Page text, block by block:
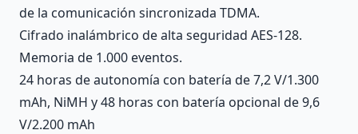
de la comunicación sincronizada TDMA.
Cifrado inalámbrico de alta seguridad AES-128.
Memoria de 1.000 eventos.
24 horas de autonomía con batería de 7,2 V/1.300
mAh, NiMH y 48 horas con batería opcional de 9,6
V/2.200 mAh